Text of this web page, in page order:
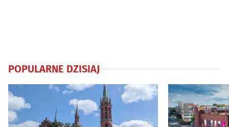
POPULARNE DZISIAJ